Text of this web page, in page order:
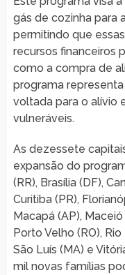
gás de cozinha para
permitindo que
recursos financeiros
como a compra de
programa
voltada para o alívio
vulneráveis.
As dezessete
expansão do
(RR), Brasília (DF),
Curitiba (PR),
Macapá (AP),
Porto Velho (RO),
São Luís (MA) e
mil novas famílias